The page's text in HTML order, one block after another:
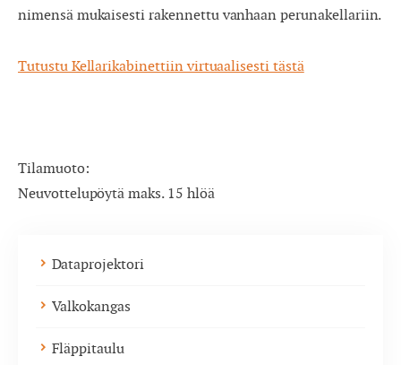
nimensä mukaisesti rakennettu vanhaan perunakellariin.
Tutustu Kellarikabinettiin virtuaalisesti tästä
Tilamuoto:
Neuvottelupöytä maks. 15 hlöä
Dataprojektori
Valkokangas
Fläppitaulu